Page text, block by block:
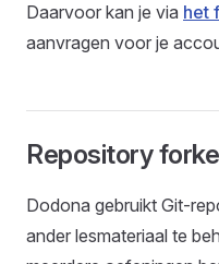
Daarvoor kan je via het
aanvragen voor je
Repository
Dodona gebruikt Git-
ander lesmateriaal te